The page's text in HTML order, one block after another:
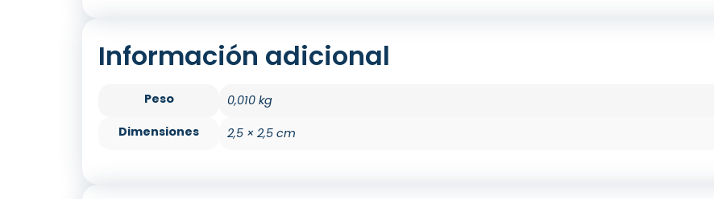
Información adicional
Peso
0,010 kg
Dimensiones
2,5 × 2,5 cm